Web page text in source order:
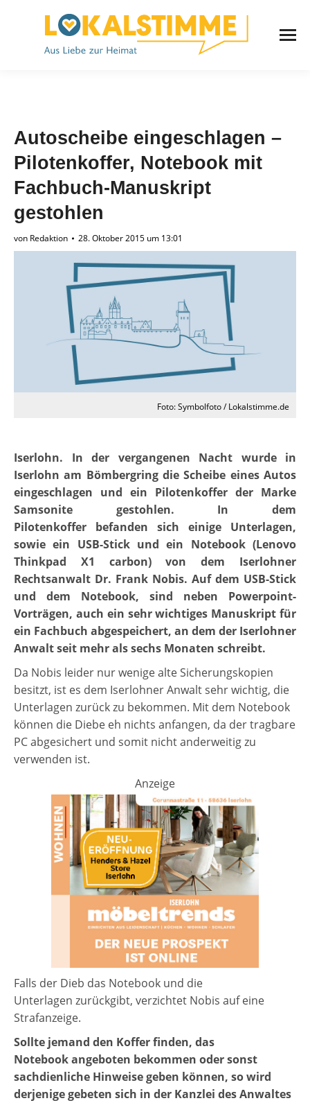
Autoscheibe eingeschlagen –
Pilotenkoffer, Notebook mit
Fachbuch-Manuskript
gestohlen
von Redaktion 28. Oktober 2015 um 13:01
Foto: Symbolfoto / Lokalstimme.de
Iserlohn. In der vergangenen Nacht wurde in
Iserlohn am Bömbergring die Scheibe eines Autos
eingeschlagen und ein Pilotenkoffer der Marke
Samsonite gestohlen. In dem
Pilotenkoffer befanden sich einige Unterlagen,
sowie ein USB-Stick und ein Notebook (Lenovo
Thinkpad X1 carbon) von dem Iserlohner
Rechtsanwalt Dr. Frank Nobis. Auf dem USB-Stick
und dem Notebook, sind neben Powerpoint-
Vorträgen, auch ein sehr wichtiges Manuskript für
ein Fachbuch abgespeichert, an dem der Iserlohner
Anwalt seit mehr als sechs Monaten schreibt.
Da Nobis leider nur wenige alte Sicherungskopien
besitzt, ist es dem Iserlohner Anwalt sehr wichtig, die
Unterlagen zurück zu bekommen. Mit dem Notebook
können die Diebe eh nichts anfangen, da der tragbare
PC abgesichert und somit nicht anderweitig zu
verwenden ist.
Anzeige
Falls der Dieb das Notebook und die
Unterlagen zurückgibt, verzichtet Nobis auf eine
Strafanzeige.
Sollte jemand den Koffer finden, das
Notebook angeboten bekommen oder sonst
sachdienliche Hinweise geben können, so wird
derjenige gebeten sich in der Kanzlei des Anwaltes